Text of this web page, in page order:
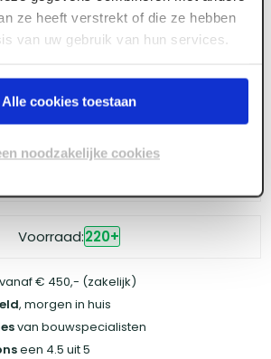
ze heeft verstrekt of die ze hebben
van uw gebruik van hun services.
Alle cookies toestaan
noodzakelijke cookies
de prijzen.
Log in voor prijzen
prijs? Meld je aan voor een
Voorraad:220+
vanaf € 450,- (zakelijk)
, morgen in huis
van bouwspecialisten
een 4.5 uit 5